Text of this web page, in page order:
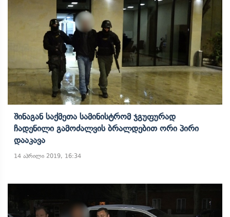
Შინაგან Საქმეთა Სამინისტრომ Ჯგუფურად
Ჩადენილი Გამოძალვის Ბრალდებით Ორი Პირი
Დააკავა
14 აპრილი 2019, 16:34